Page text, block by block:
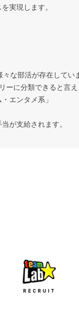
実現します。
な部活が存在してい
ーに分類できると言
エンタメ系」
が支給されます。